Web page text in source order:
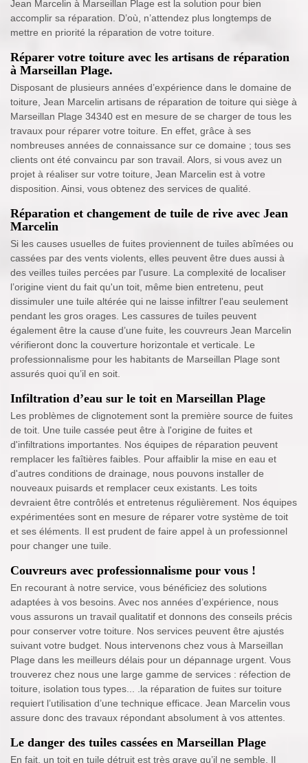
Jean Marcelin à Marseillan Plage est la solution pour bien
accomplir sa réparation. D’où, n’attendez plus longtemps de
mettre en priorité la réparation de votre toiture.
Réparer votre toiture avec les artisans de réparation
à Marseillan Plage.
Disposant de plusieurs années d’expérience dans le domaine de
toiture, Jean Marcelin artisans de réparation de toiture qui siège à
Marseillan Plage 34340 est en mesure de se charger de tous les
travaux pour réparer votre toiture. En effet, grâce à ses
nombreuses années de connaissance sur ce domaine ; tous ses
clients ont été convaincu par son travail. Alors, si vous avez un
projet à réaliser sur votre toiture, Jean Marcelin est à votre
disposition. Ainsi, vous obtenez des services de qualité.
Réparation et changement de tuile de rive avec Jean
Marcelin
Si les causes usuelles de fuites proviennent de tuiles abîmées ou
cassées par des vents violents, elles peuvent être dues aussi à
des veilles tuiles percées par l'usure. La complexité de localiser
l’origine vient du fait qu'un toit, même bien entretenu, peut
dissimuler une tuile altérée qui ne laisse infiltrer l'eau seulement
pendant les gros orages. Les cassures de tuiles peuvent
également être la cause d’une fuite, les couvreurs Jean Marcelin
vérifieront donc la couverture horizontale et verticale. Le
professionnalisme pour les habitants de Marseillan Plage sont
assurés quoi qu’il en soit.
Infiltration d’eau sur le toit en Marseillan Plage
Les problèmes de clignotement sont la première source de fuites
de toit. Une tuile cassée peut être à l'origine de fuites et
d'infiltrations importantes. Nos équipes de réparation peuvent
remplacer les faîtières faibles. Pour affaiblir la mise en eau et
d'autres conditions de drainage, nous pouvons installer de
nouveaux puisards et remplacer ceux existants. Les toits
devraient être contrôlés et entretenus régulièrement. Nos équipes
expérimentées sont en mesure de réparer votre système de toit
et ses éléments. Il est prudent de faire appel à un professionnel
pour changer une tuile.
Couvreurs avec professionnalisme pour vous !
En recourant à notre service, vous bénéficiez des solutions
adaptées à vos besoins. Avec nos années d’expérience, nous
vous assurons un travail qualitatif et donnons des conseils précis
pour conserver votre toiture. Nos services peuvent être ajustés
suivant votre budget. Nous intervenons chez vous à Marseillan
Plage dans les meilleurs délais pour un dépannage urgent. Vous
trouverez chez nous une large gamme de services : réfection de
toiture, isolation tous types... .la réparation de fuites sur toiture
requiert l’utilisation d’une technique efficace. Jean Marcelin vous
assure donc des travaux répondant absolument à vos attentes.
Le danger des tuiles cassées en Marseillan Plage
En fait, un toit en tuile détruit est très grave qu’il ne semble. Il